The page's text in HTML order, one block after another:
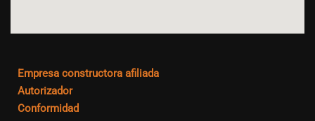
Empresa constructora afiliada
Autorizador
Conformidad